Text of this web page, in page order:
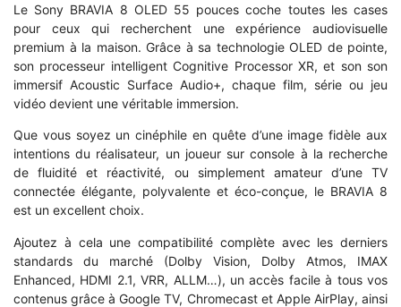
Le Sony BRAVIA 8 OLED 55 pouces coche toutes les cases
pour ceux qui recherchent une expérience audiovisuelle
premium à la maison. Grâce à sa technologie OLED de pointe,
son processeur intelligent Cognitive Processor XR, et son son
immersif Acoustic Surface Audio+, chaque film, série ou jeu
vidéo devient une véritable immersion.
Que vous soyez un cinéphile en quête d’une image fidèle aux
intentions du réalisateur, un joueur sur console à la recherche
de fluidité et réactivité, ou simplement amateur d’une TV
connectée élégante, polyvalente et éco-conçue, le BRAVIA 8
est un excellent choix.
Ajoutez à cela une compatibilité complète avec les derniers
standards du marché (Dolby Vision, Dolby Atmos, IMAX
Enhanced, HDMI 2.1, VRR, ALLM…), un accès facile à tous vos
contenus grâce à Google TV, Chromecast et Apple AirPlay, ainsi